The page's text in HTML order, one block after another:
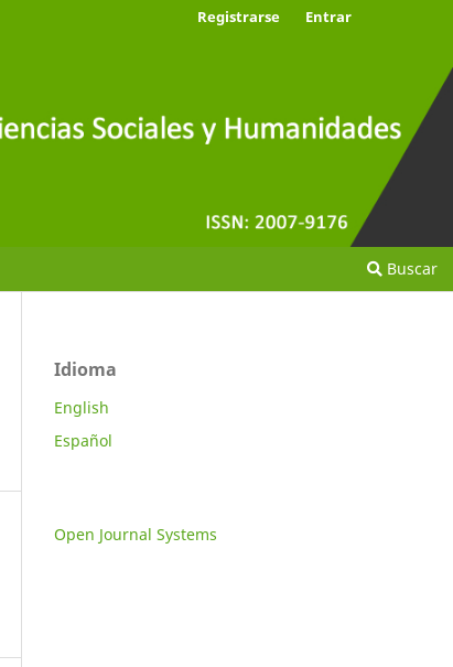
Buscar
Registrarse Entrar
Idioma
English
Español
Open Journal Systems